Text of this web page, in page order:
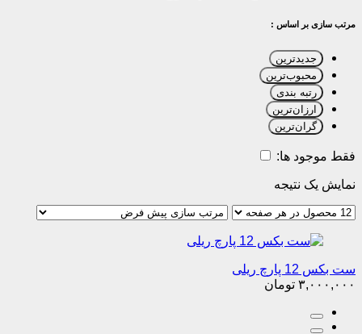
مرتب سازی بر اساس :
جدیدترین
محبوب‌ترین
رتبه بندی
ارزان‌ترین
گران‌ترین
فقط موجود ها:
نمایش یک نتیجه
ست بکس 12 پارچ ریلی
۳,۰۰۰,۰۰۰ تومان